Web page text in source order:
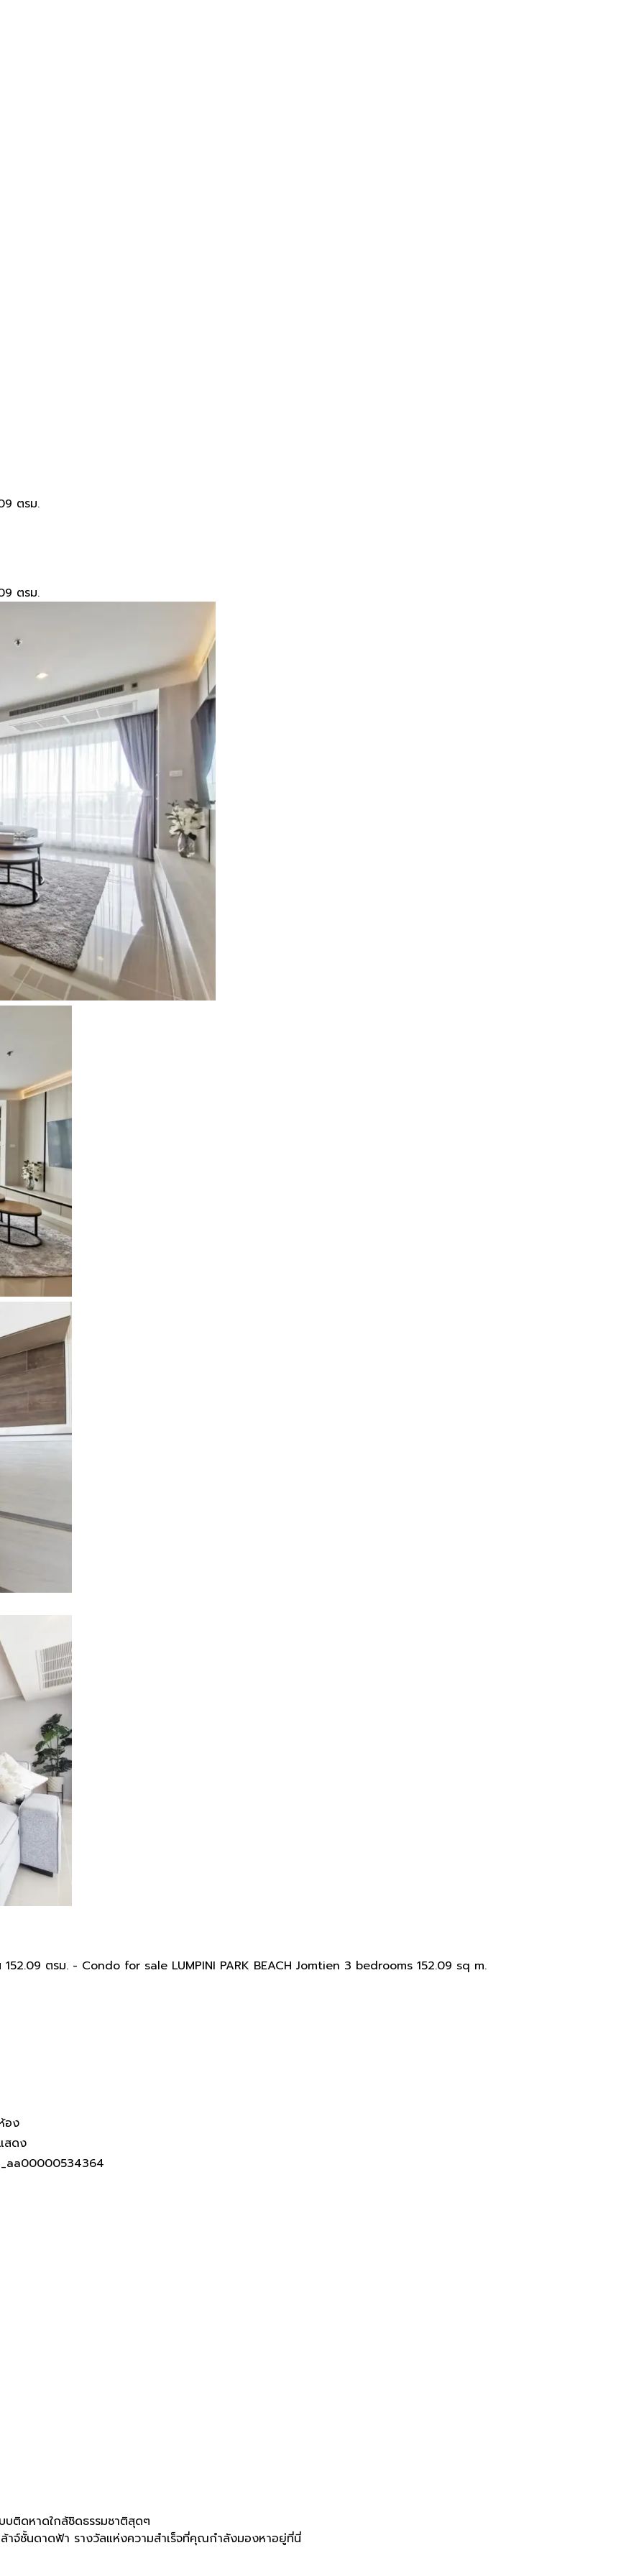
ตรม.
ตรม.
จอมเทียน 3ห้องนอน 152.09 ตรม. - Condo for sale
ตรม. - Condo for sale LUMPINI PARK BEACH Jomtien 3 bedrooms 152.09 sq m.
อง
สดง
บติดหาดใกล้ชิดธรรมชาติสุดๆ
ชั้นดาดฟ้า รางวัลแห่งความสำเร็จที่คุณกำลังมองหาอยู่ที่นี่